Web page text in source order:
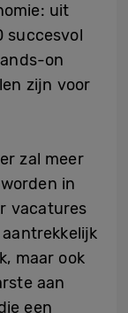
uit
succesvol
on
zijn voor
zal meer
in
vacatures
maar ook
aan
een